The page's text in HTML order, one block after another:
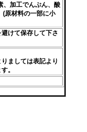
、加工でんぷん、酸
(原材料の一部に小
けて保存して下さ
ましては表記より
。